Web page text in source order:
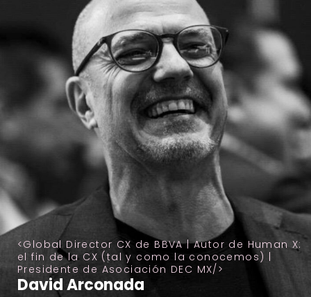
Global Director CX de BBVA | Autor de Human X:
el fin de la CX (tal y como la conocemos) |
Presidente de Asociación DEC MX
David Arconada